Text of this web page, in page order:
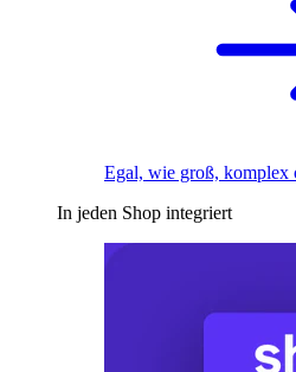
Egal, wie groß, komplex
In jeden Shop integriert